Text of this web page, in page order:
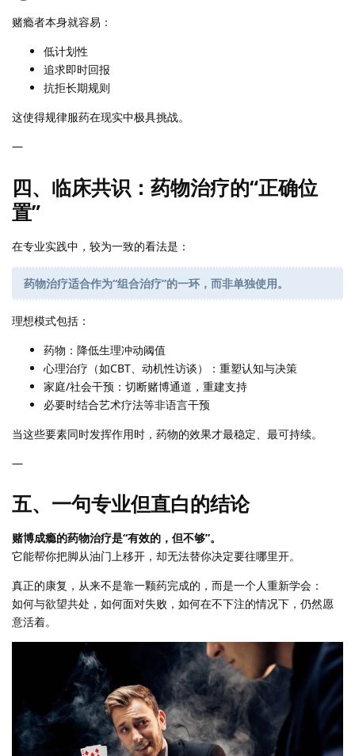
赌瘾者本身就容易：
低计划性
追求即时回报
抗拒长期规则
这使得规律服药在现实中极具挑战。
—
四、临床共识：药物治疗的“正确位
置”
在专业实践中，较为一致的看法是：
药物治疗适合作为“组合治疗”的一环，而非单独使用。
理想模式包括：
药物：降低生理冲动阈值
心理治疗（如CBT、动机性访谈）：重塑认知与决策
家庭/社会干预：切断赌博通道，重建支持
必要时结合艺术疗法等非语言干预
当这些要素同时发挥作用时，药物的效果才最稳定、最可持续。
—
五、一句专业但直白的结论
赌博成瘾的药物治疗是“有效的，但不够”。
它能帮你把脚从油门上移开，却无法替你决定要往哪里开。
真正的康复，从来不是靠一颗药完成的，而是一个人重新学会：
如何与欲望共处，如何面对失败，如何在不下注的情况下，仍然愿
意活着。